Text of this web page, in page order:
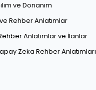
ve Donanım
Rehber Anlatımlar
Anlatımlar ve İlanlar
Zeka Rehber Anlatımları